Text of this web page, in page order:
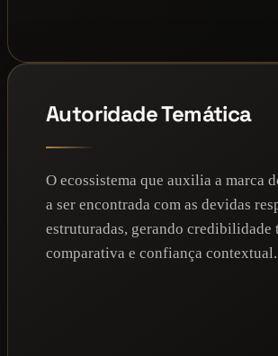
Autoridade Temática
O ecossistema que auxilia a marca
a ser encontrada com as devidas
estruturadas, gerando credibilidade
comparativa e confiança contextual.